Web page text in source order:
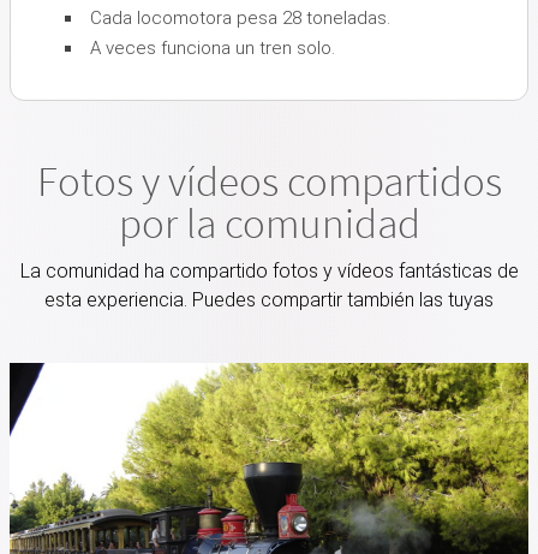
Cada locomotora pesa 28 toneladas.
A veces funciona un tren solo.
Fotos y vídeos compartidos
por la comunidad
La comunidad ha compartido fotos y vídeos fantásticas de
esta experiencia. Puedes compartir también las tuyas